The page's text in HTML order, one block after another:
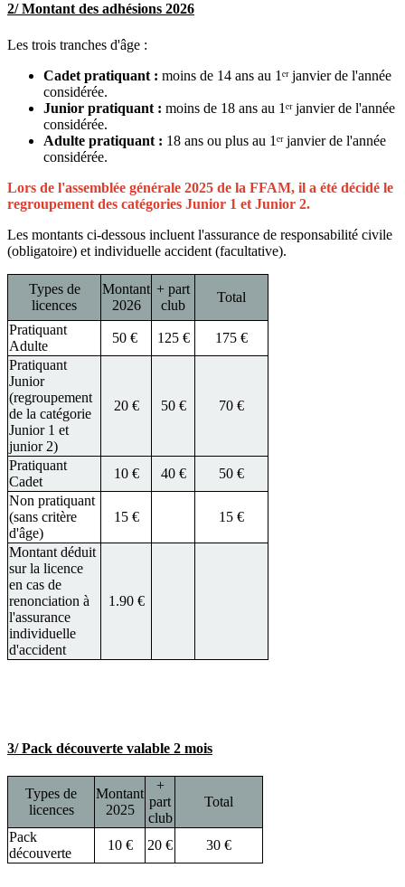
2/ Montant des adhésions 2026
Les trois tranches d'âge :
Cadet pratiquant : moins de 14 ans au 1ᵉʳ janvier de l'année
considérée.
Junior pratiquant : moins de 18 ans au 1ᵉʳ janvier de l'année
considérée.
Adulte pratiquant : 18 ans ou plus au 1ᵉʳ janvier de l'année
considérée.
Lors de l'assemblée générale 2025 de la FFAM, il a été décidé le
regroupement des catégories Junior 1 et Junior 2.
Les montants ci-dessous incluent l'assurance de responsabilité civile
(obligatoire) et individuelle accident (facultative).
Types de
licences
Montant
2026
+ part
club
Total
Pratiquant
Adulte
50 € 125 €
175 €
Pratiquant
Junior
(regroupement
de la catégorie
Junior 1 et
junior 2)
20 € 50 € 70 €
Pratiquant
Cadet
10 € 40 €
50 €
Non pratiquant
(sans critère
d'âge)
15 € 15 €
Montant déduit
sur la licence
en cas de
renonciation à
l'assurance
individuelle
d'accident
1.90 €
3/ Pack découverte valable 2 mois
Types de
licences
Montant
2025
+
part
club
Total
Pack
découverte
10 € 20 € 30 €